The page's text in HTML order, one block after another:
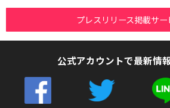
プレスリリース掲載サー
公式アカウントで最新情